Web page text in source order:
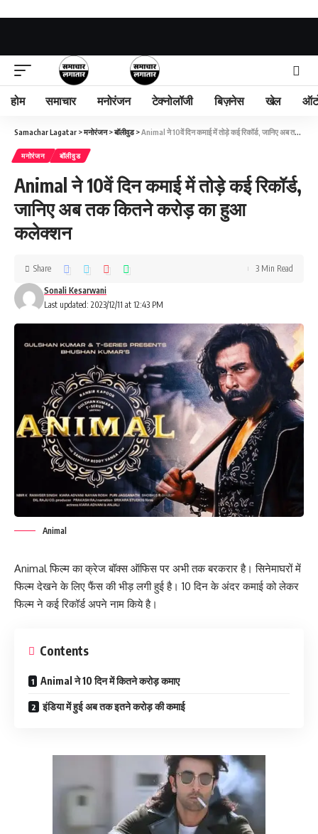
होम समाचार मनोरंजन टेक्नोलॉजी बिज़नेस खेल
Samachar Lagatar >मनोरंजन>बॉलीवुड>Animal ने 10वें दिन कमाई में तोड़े कई रिकॉर्ड, जानिए अब तक कितने करोड़ का हुआ कलेक्शन
मनोरंजन बॉलीवुड
Animal ने 10वें दिन कमाई में तोड़े कई रिकॉर्ड,
जानिए अब तक कितने करोड़ का हुआ
कलेक्शन
Last updated: 2023/12/11 at 12:43 PM
Sonali Kesarwani
Share 3 Min Read
Animal
Animal फिल्म का क्रेज बॉक्स ऑफिस पर अभी तक बरकरार है। सिनेमाघरों में
फिल्म देखने के लिए फैंस की भीड़ लगी हुई है। 10 दिन के अंदर कमाई को लेकर
फिल्म ने कई रिकॉर्ड अपने नाम किये है।
Contents
Animal ने 10 दिन में कितने करोड़ कमाए
इंडिया में हुई अब तक इतने करोड़ की कमाई